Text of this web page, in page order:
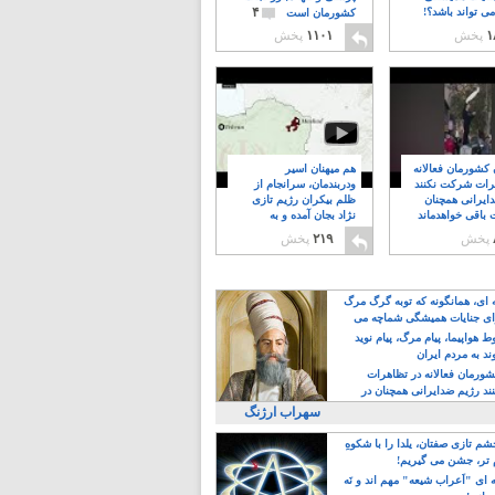
کشورمان است
۴
۱۱۰۱ پخش
تواند باشد؟!
پخش
هم میهنان اسیر
ودربندمان، سرانجام از
ظلم بیکران رژیم تازی
نژاد بجان آمده و به
۲۱۹ پخش
کشورمان فعالانه
شرکت نکنند
همچنان
باقی خواهدماند
پخش
ای، همانگونه که توبه گرگ مرگ
جنایات همیشگی شماچه می
هواپیما، پیام مرگ، پیام نوید
به مردم ایران
فعالانه در تظاهرات
رژیم ضدایرانی همچنان در
خواهدماند
سهراب ارژنگ
تازی صفتان، یلدا را با شکوهِ
تر، جشن می گیریم!
ای "اَعراب شیعه" مهم اند و نَه